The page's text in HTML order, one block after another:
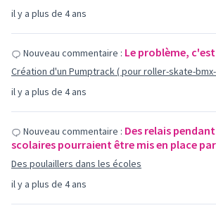
il y a plus de 4 ans
il y a plus de 4 ans
Nouveau commentaire : Le problème,
Création d'un Pumptrack ( pour roller-skate-
il y a plus de 4 ans
Nouveau commentaire : Des relais
scolaires pourraient être mis en place
Des poulaillers dans les écoles